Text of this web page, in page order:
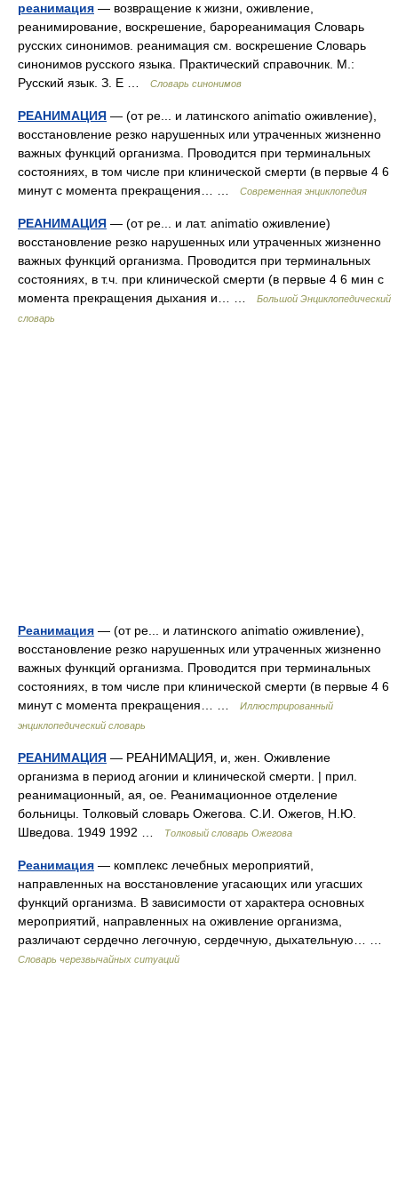
реанимация — возвращение к жизни, оживление,
реанимирование, воскрешение, барореанимация Словарь
русских синонимов. реанимация см. воскрешение Словарь
синонимов русского языка. Практический справочник. М.:
Русский язык. З. Е …
Словарь синонимов
РЕАНИМАЦИЯ — (от ре... и латинского animatio оживление),
восстановление резко нарушенных или утраченных жизненно
важных функций организма. Проводится при терминальных
состояниях, в том числе при клинической смерти (в первые 4 6
минут с момента прекращения… …
Современная энциклопедия
РЕАНИМАЦИЯ — (от ре... и лат. animatio оживление)
восстановление резко нарушенных или утраченных жизненно
важных функций организма. Проводится при терминальных
состояниях, в т.ч. при клинической смерти (в первые 4 6 мин с
момента прекращения дыхания и… …
Большой Энциклопедический
словарь
Реанимация — (от ре... и латинского animatio оживление),
восстановление резко нарушенных или утраченных жизненно
важных функций организма. Проводится при терминальных
состояниях, в том числе при клинической смерти (в первые 4 6
минут с момента прекращения… …
Иллюстрированный
энциклопедический словарь
РЕАНИМАЦИЯ — РЕАНИМАЦИЯ, и, жен. Оживление
организма в период агонии и клинической смерти. | прил.
реанимационный, ая, ое. Реанимационное отделение
больницы. Толковый словарь Ожегова. С.И. Ожегов, Н.Ю.
Шведова. 1949 1992 …
Толковый словарь Ожегова
Реанимация — комплекс лечебных мероприятий,
направленных на восстановление угасающих или угасших
функций организма. В зависимости от характера основных
мероприятий, направленных на оживление организма,
различают сердечно легочную, сердечную, дыхательную… …
Словарь черезвычайных ситуаций